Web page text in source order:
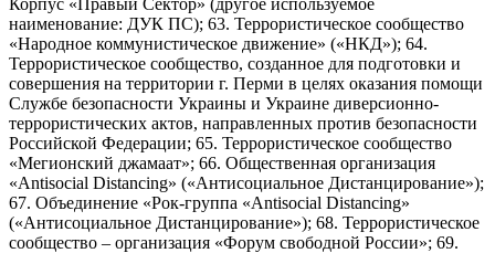
наименование: ДУК ПС); 63. Террористическое сообщество
«Народное коммунистическое движение» («НКД»); 64.
Террористическое сообщество, созданное для подготовки и
совершения на территории г. Перми в целях оказания помощи
Службе безопасности Украины и Украине диверсионно-
террористических актов, направленных против безопасности
Российской Федерации; 65. Террористическое сообщество
«Мегионский джамаат»; 66. Общественная организация
«Antisocial Distancing» («Антисоциальное Дистанцирование»);
67. Объединение «Рок-группа «Antisocial Distancing»
(«Антисоциальное Дистанцирование»); 68. Террористическое
сообщество – организация «Форум свободной России»; 69.